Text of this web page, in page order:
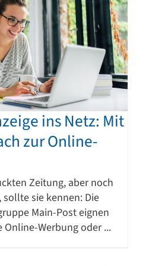
ins Netz: Mit
zur Online-
Zeitung, aber noch
sie kennen: Die
Main-Post eignen
Werbung oder ...